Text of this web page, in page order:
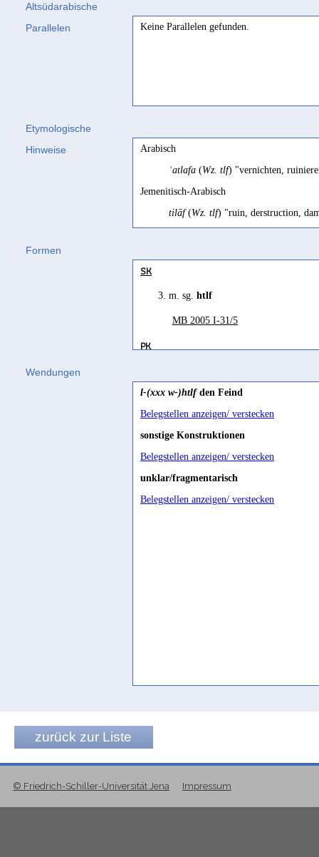
SD, 148; Beeston 1977q, 52; SD,
Maraqten 2021a, 178
CIH I, 218
Ryckmans 1952, 43; Loundine
perire fecit
refers to a type of interdiction
stürzen
Winckler 1897, 12
vernichten
Altsüdarabische
Parallelen
Keine Parallelen gefunden.
Etymologische
Hinweise
Arabisch
ʾatlafa (Wz. tlf) "vernichten,
Jemenitisch-Arabisch
tilāf(Wz. tlf) "ruin, derstruction,
Formen
SK
3. m. sg. htlf
MB 2005 I-31/5
PK
Kh-ʾUmayma 17/8
Inf.
htlfn
Wendungen
l-(xxx w-)htlfden Feind
Belegstellen anzeigen/ verstecken
sonstige Konstruktionen
Belegstellen anzeigen/ verstecken
unklar/fragmentarisch
Belegstellen anzeigen/ verstecken
zurück zur Liste
© Friedrich-Schiller-Universität Jena Impressum